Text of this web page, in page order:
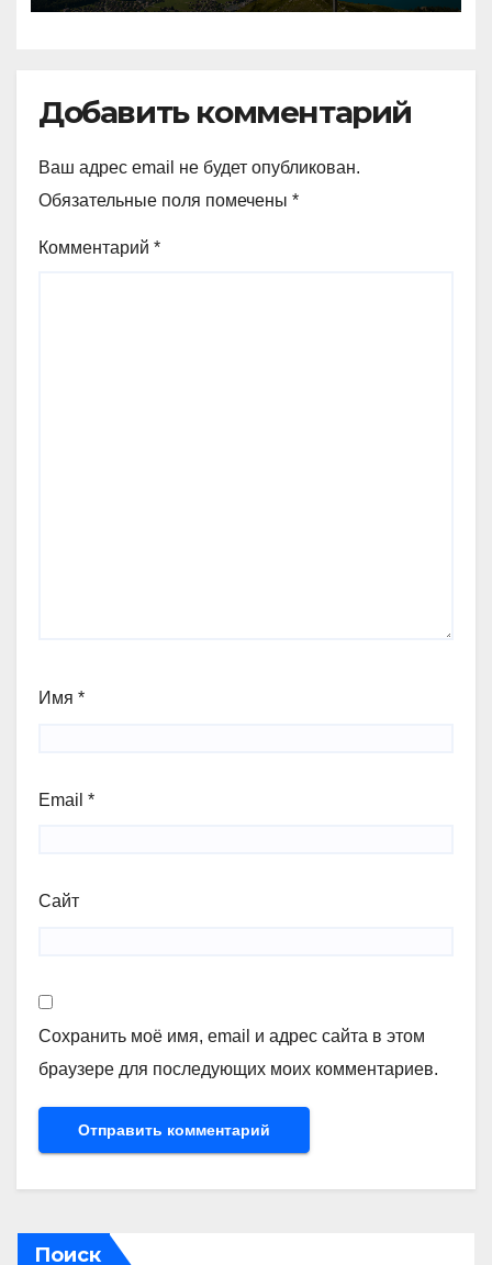
аналогичный показатель в
Добавить комментарий
Ваш адрес email не будет опубликован.
Обязательные поля помечены *
Комментарий *
Имя *
Email *
Сайт
Сохранить моё имя, email и адрес сайта в этом
браузере для последующих моих комментариев.
Поиск